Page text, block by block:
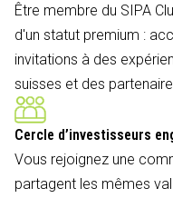
Être membre du SIPA
d'un statut premium :
invitations à des
suisses et des
Cercle d’investisseurs
Vous rejoignez une
partagent les mêmes